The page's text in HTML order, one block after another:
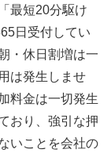
最短20分駆け
日受付してい
・休日割増は一
は発生しませ
料金は一切発生
おり、強引な押
いことを会社の